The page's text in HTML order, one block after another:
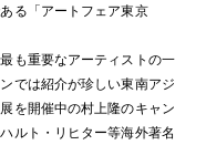
る「アートフェア東京
も重要なアーティストの一
では紹介が珍しい東南アジ
を開催中の村上隆のキャン
ルト・リヒター等海外著名